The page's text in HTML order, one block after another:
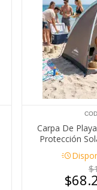
Carpa De
Protección
170x150
acute